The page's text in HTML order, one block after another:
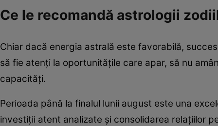
Ce le recomandă astrologii
Chiar dacă energia astrală este favorabilă,
să fie atenți la oportunitățile care apar, să nu
capacități.
Perioada până la finalul lunii august este una
investiții atent analizate și consolidarea relațiilor